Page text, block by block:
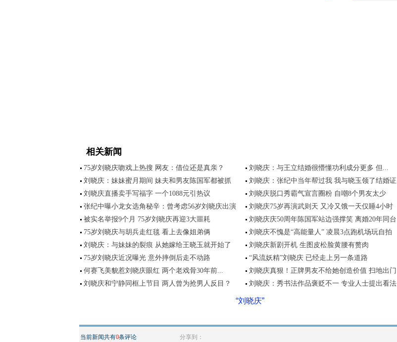
相关新闻
75岁刘晓庆吻戏上热搜 网友：借位还是真亲？
刘晓庆：与王立结婚很懵懂功利成分更多 但...
刘晓庆：妹妹蜜月期间 妹夫和男友陈国军都被抓
刘晓庆：张纪中当年帮过我 我与晓玉领了结婚证
刘晓庆直播卖手写福字 一个1088元引热议
刘晓庆脱口秀霸气宣言圈粉 自嘲8个男友太少
张纪中曝小龙女选角秘辛：曾考虑56岁刘晓庆出演
刘晓庆75岁再演武则天 又冷又饿一天仅睡4小时
被实名举报9个月 75岁刘晓庆再迎3大噩耗
刘晓庆庆50周年陈国军站边强撑笑 离婚20年同台
75岁刘晓庆与胡兵走红毯 看上去像姐弟俩
刘晓庆不愧是“高能量人” 凌晨3点跑机场玩自拍
刘晓庆：与妹妹的裂痕 从她嫁给王晓玉就开始了
刘晓庆新剧开机 生图皮松脸黄腰有赘肉
75岁刘晓庆近况曝光 意外摔倒后走不动路
“风流妖精”刘晓庆 已经走上另一条道路
何赛飞美貌惹刘晓庆眼红 两个老戏骨30年前...
刘晓庆真狠！正牌男友不给她创造价值 扫地出门
刘晓庆和宁静同框上节目 两人曾为抢男人反目？
刘晓庆：秀书法作品褒贬不一 专业人士提出看法
“刘晓庆”
当前新闻共有0条评论 分享到：